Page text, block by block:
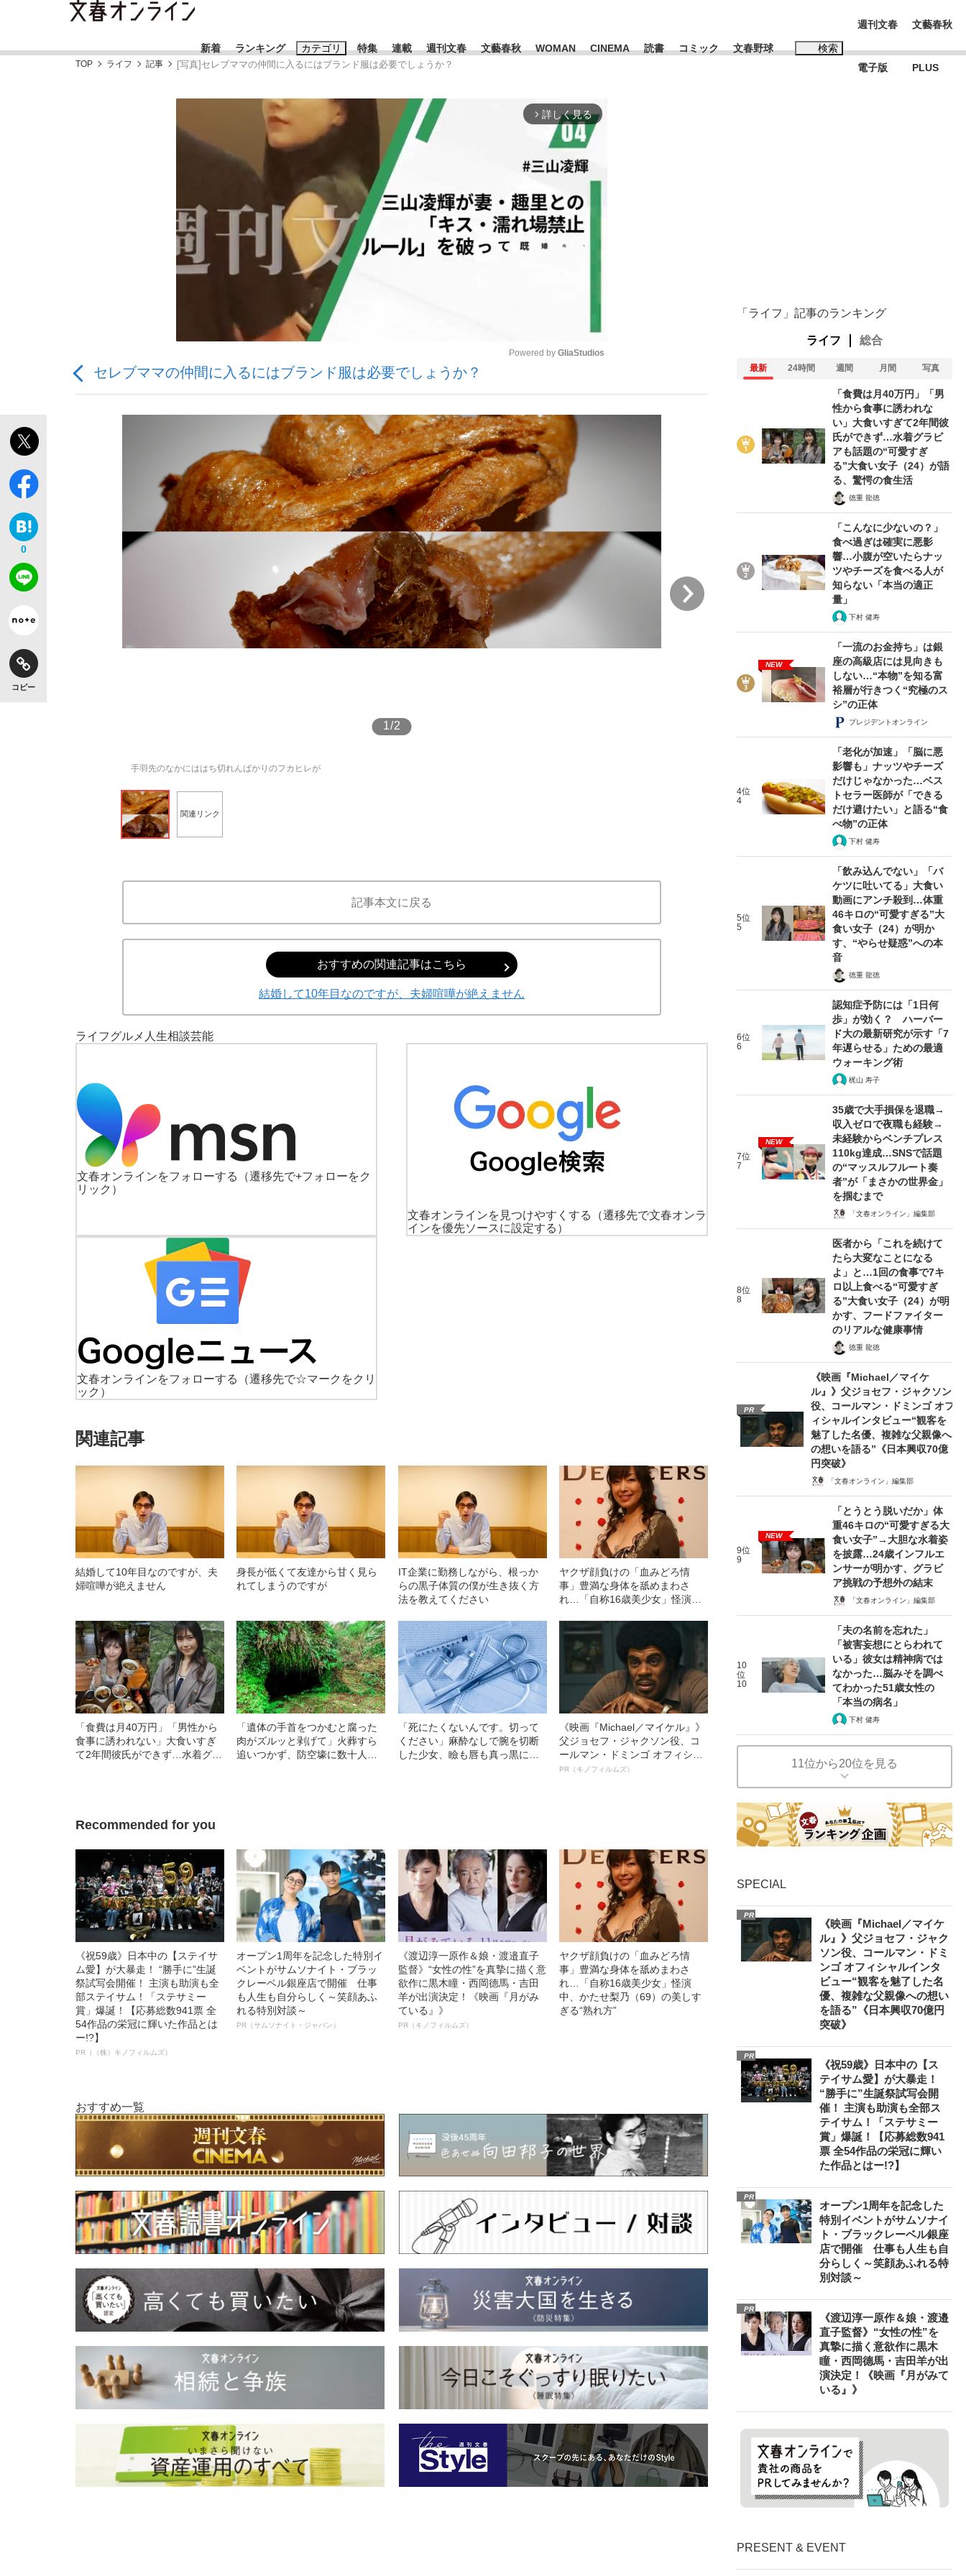
新着 ランキング カテゴリ
「90%は失敗する。でも…」本田圭佑が初めて明かした日本代表監督に...
「敗因分析は一切聞かれなかった」侍ジャパン選手が証言した“NPB聞... 「クマが悪者扱いされているのが悲しい」『北の国から』倉本聰氏（91...
「目標達成できなかったからと言って…」サッカー日本代表・森保一監督...
特集
終戦から81年
観る将棋、読む将棋
キングの誕生を、目撃せよ。
もっと見る
連載 週刊文春 文藝春秋 WOMAN CINEMA 読書 コミック 文春野球 検索
おすすめのキーワードタグ一覧
#藤田晋 #三山凌輝 #高市早苗 #森岡毅 #城彰二
#玉木雄一郎
#亀和田武
週刊文春
電子版
文藝春秋
PLUS
TOP ライフ 記事 [写真]セレブママの仲間に入るにはブランド服は必要でしょうか？
arrow_forward_ios 詳しく見る
Mute
Powered by GliaStudios
セレブママの仲間に入るにはブランド服は必要でしょうか？
0
コピー
1/2
手羽先のなかにははち切れんばかりのフカヒレが
セレブママの仲間に入るにはブラ
小宮山雄飛の「お悩み食堂」 #8
結婚して10年目なのですが、夫婦喧嘩が絶えません
IT企業に勤務しながら、根っからの黒子体質の僕
関連リンク
記事本文に戻る
おすすめの関連記事はこちら
結婚して10年目なのですが、夫婦喧嘩が絶えません
ライフグルメ 人生相談芸能
文春オンラインをフォローする
（遷移先で+フォローをク
リック）
文春オンラインを見つけやすくする
（遷移先で文春オンラ
インを優先ソースに設定する）
文春オンラインをフォローする
（遷移先で☆マークをクリ
ック）
関連記事
結婚して10年目なのですが、夫
婦喧嘩が絶えません
身長が低くて友達から甘く見ら
れてしまうのですが
IT企業に勤務しながら、根っか
らの黒子体質の僕が生き抜く方
法を教えてください
ヤクザ顔負けの「血みどろ情
事」豊満な身体を舐めまわさ
れ…「自称16歳美少女」怪演
ぎる“熟れ方”
「食費は月40万円」「男性から
食事に誘われない」大食いすぎ
て2年間彼氏ができず…水着グラ
「遺体の手首をつかむと腐った
肉がズルッと剥げて」火葬すら
追いつかず、防空壕に数十人
「死にたくないんです。切って
ください」麻酔なしで腕を切断
した少女、瞼も唇も真っ黒に腫
《映画『Michael／マイケル』》
父ジョセフ・ジャクソン役、コ
ールマン・ドミンゴ オフィシャ
ルインタビュー“観客を魅了した
PR（キノフィルムズ）
Recommended for you
《祝59歳》日本中の【ステイサ
ム愛】が大暴走！ “勝手に”生誕
祭試写会開催！ 主演も助演も全
部ステイサム！「ステサミー
賞」爆誕！【応募総数941票 全
54作品の栄冠に輝いた作品とは
ー!?】
PR（（株）キノフィルムズ）
オープン1周年を記念した特別イ
ベントがサムソナイト・ブラッ
クレーベル銀座店で開催 仕事
も人生も自分らしく～笑顔あふ
れる特別対談～
PR（サムソナイト・ジャパン）
《渡辺淳一原作＆娘・渡邉直子
監督》“女性の性”を真摯に描く意
欲作に黒木瞳・西岡德馬・吉田
羊が出演決定！《映画『月がみ
ている』》
PR（キノフィルムズ）
ヤクザ顔負けの「血みどろ情
事」豊満な身体を舐めまわさ
れ…「自称16歳美少女」怪演
中、かたせ梨乃（69）の美しす
ぎる“熟れ方”
おすすめ一覧
「ライフ」記事のランキング
ライフ 総合
最新 24時間 週間 月間 写真
「食費は月40万円」「男
性から食事に誘われな
い」大食いすぎて2年間彼
氏ができず…水着グラビ
アも話題の“可愛すぎ
る”大食い女子（24）が語
る、驚愕の食生活
徳重 龍徳
「こんなに少ないの？」
食べ過ぎは確実に悪影
響…小腹が空いたらナッ
ツやチーズを食べる人が
知らない「本当の適正
量」
下村 健寿
NEW
「一流のお金持ち」は銀
座の高級店には見向きも
しない…“本物”を知る富
裕層が行きつく“究極のス
シ”の正体
プレジデントオンライン
4位
4
「老化が加速」「脳に悪
影響も」ナッツやチーズ
だけじゃなかった…ベス
トセラー医師が「できる
だけ避けたい」と語る“食
べ物”の正体
下村 健寿
5位
5
「飲み込んでない」「バ
ケツに吐いてる」大食い
動画にアンチ殺到…体重
46キロの“可愛すぎる”大
食い女子（24）が明か
す、“やらせ疑惑”への本
音
徳重 龍徳
6位
6
認知症予防には「1日何
歩」が効く？ ハーバー
ド大の最新研究が示す「7
年遅らせる」ための最適
ウォーキング術
梶山 寿子
7位
7
NEW
35歳で大手損保を退職→
収入ゼロで夜職も経験→
未経験からベンチプレス
110kg達成…SNSで話題
の“マッスルフルート奏
者”が「まさかの世界金」
を掴むまで
「文春オンライン」編集部
8位
8
医者から「これを続けて
たら大変なことになる
よ」と…1回の食事で7キ
ロ以上食べる“可愛すぎ
る”大食い女子（24）が明
かす、フードファイター
のリアルな健康事情
徳重 龍徳
PR
《映画『Michael／マイケ
ル』》父ジョセフ・ジャクソン
役、コールマン・ドミンゴ オフ
ィシャルインタビュー“観客を
魅了した名優、複雑な父親像へ
の想いを語る”《日本興収70億
円突破》
「文春オンライン」編集部
9位
9
NEW
「とうとう脱いだか」体
重46キロの“可愛すぎる大
食い女子”→大胆な水着姿
を披露…24歳インフルエ
ンサーが明かす、グラビ
ア挑戦の予想外の結末
「文春オンライン」編集部
10
位
10
「夫の名前を忘れた」
「被害妄想にとらわれて
いる」彼女は精神病では
なかった…脳みそを調べ
てわかった51歳女性の
「本当の病名」
下村 健寿
11位から20位を見る
SPECIAL
PR
《映画『Michael／マイケ
ル』》父ジョセフ・ジャク
ソン役、コールマン・ドミ
ンゴ オフィシャルインタ
ビュー“観客を魅了した名
優、複雑な父親像への想い
を語る”《日本興収70億円
突破》
PR
《祝59歳》日本中の【ス
テイサム愛】が大暴走！
“勝手に”生誕祭試写会開
催！ 主演も助演も全部ス
テイサム！「ステサミー
賞」爆誕！【応募総数941
票 全54作品の栄冠に輝い
た作品とはー!?】
PR
オープン1周年を記念した
特別イベントがサムソナイ
ト・ブラックレーベル銀座
店で開催 仕事も人生も自
分らしく～笑顔あふれる特
別対談～
PR
《渡辺淳一原作＆娘・渡邉
直子監督》“女性の性”を
真摯に描く意欲作に黒木
瞳・西岡德馬・吉田羊が出
演決定！《映画『月がみて
いる』》
PRESENT & EVENT